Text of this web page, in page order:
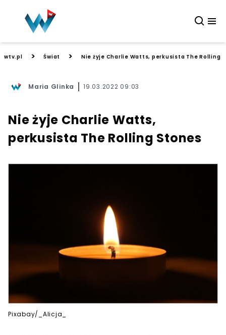
wtv.pl > Świat > Nie żyje Charlie Watts, perkusista The Rolling
Maria Glinka 19.03.2022 09:03
Nie żyje Charlie Watts,
perkusista The Rolling Stones
Pixabay/_Alicja_